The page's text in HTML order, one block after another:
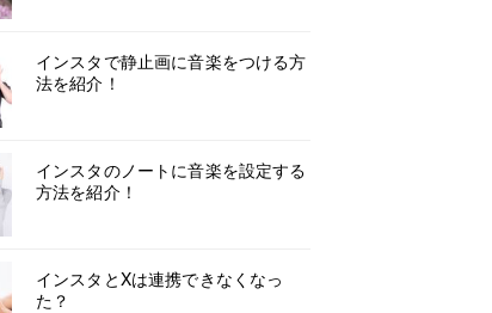
インスタで静止画に音楽をつける方
法を紹介！
インスタのノートに音楽を設定する
方法を紹介！
インスタとXは連携できなくなっ
た？